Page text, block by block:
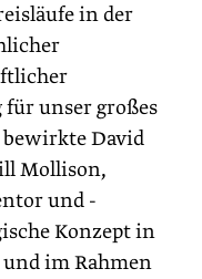
in der
unser großes
­David
Mollison,
und
Konzept in
im Rahmen